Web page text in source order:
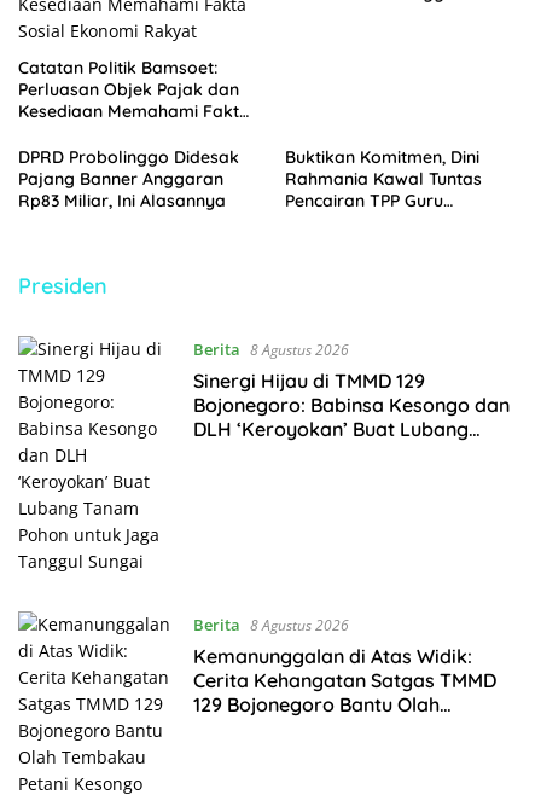
Catatan Politik Bamsoet:
Perluasan Objek Pajak dan
Kesediaan Memahami Fakta
DPRD Probolinggo Didesak
Pajang Banner Anggaran
Rp83 Miliar, Ini Alasannya
Buktikan Komitmen, Dini
Rahmania Kawal Tuntas
Pencairan TPP Guru
Presiden
Berita 8 Agustus 2026
Sinergi Hijau di TMMD 129
Bojonegoro: Babinsa Kesongo dan
DLH ‘Keroyokan’ Buat Lubang
Berita 8 Agustus 2026
Kemanunggalan di Atas Widik:
Cerita Kehangatan Satgas TMMD
129 Bojonegoro Bantu Olah